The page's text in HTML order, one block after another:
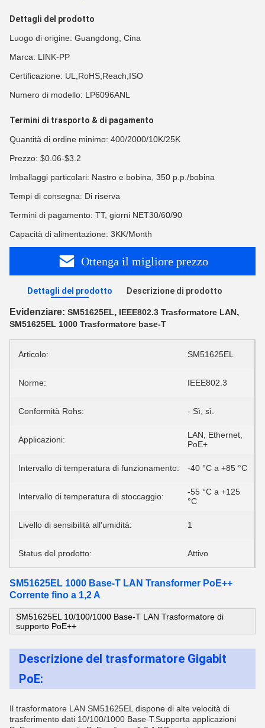
Dettagli del prodotto
Luogo di origine: Guangdong, Cina
Marca: LINK-PP
Certificazione: UL,RoHS,Reach,ISO
Numero di modello: LP6096ANL
Termini di trasporto & di pagamento
Quantità di ordine minimo: 400/2000/10K/25K
Prezzo: $0.06-$3.2
Imballaggi particolari: Nastro e bobina, 350 p.p./bobina
Tempi di consegna: Di riserva
Termini di pagamento: TT, giorni NET30/60/90
Capacità di alimentazione: 3KK/Month
Ottenga il migliore prezzo
Dettagli del prodotto Descrizione di prodotto
Evidenziare: SM51625EL, IEEE802.3 Trasformatore LAN,
SM51625EL 1000 Trasformatore base-T
Articolo: SM51625EL
Norme: IEEE802.3
Conformità Rohs: - Sì, sì.
Applicazioni:
LAN, Ethernet,
PoE+
Intervallo di temperatura di funzionamento: -40 °C a +85 °C
Intervallo di temperatura di stoccaggio:
-55 °C a +125
°C
Livello di sensibilità all'umidità: 1
Status del prodotto: Attivo
SM51625EL 1000 Base-T LAN Transformer PoE++
Corrente fino a 1,2 A
SM51625EL 10/100/1000 Base-T LAN Trasformatore di
supporto PoE++
Descrizione del trasformatore Gigabit
PoE:
Il trasformatore LAN SM51625EL dispone di alte velocità di
trasferimento dati 10/100/1000 Base-T.Supporta applicazioni